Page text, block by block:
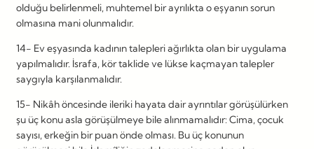
olduğu belirlenmeli, muhtemel bir ayrılıkta o eşyanın sorun
olmasına mani olunmalıdır.
14- Ev eşyasında kadının talepleri ağırlıkta olan bir uygulama
yapılmalıdır. İsrafa, kör taklide ve lükse kaçmayan talepler
saygıyla karşılanmalıdır.
15- Nikâh öncesinde ileriki hayata dair ayrıntılar görüşülürken
şu üç konu asla görüşülmeye bile alınmamalıdır: Cima, çocuk
sayısı, erkeğin bir puan önde olması. Bu üç konunun